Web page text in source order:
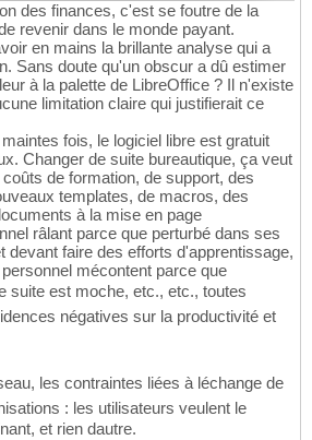
des finances, c'est se foutre de la
revenir dans le monde payant.
en mains la brillante analyse qui a
Sans doute qu'un obscur a dû estimer
à la palette de LibreOffice ? Il n'existe
limitation claire qui justifierait ce
fois, le logiciel libre est gratuit
Changer de suite bureautique, ça veut
de formation, de support, des
templates, de macros, des
à la mise en page
râlant parce que perturbé dans ses
devant faire des efforts d'apprentissage,
mécontent parce que
suite est moche, etc., etc., toutes
négatives sur la productivité et
les contraintes liées à léchange de
: les utilisateurs veulent le
et rien dautre.